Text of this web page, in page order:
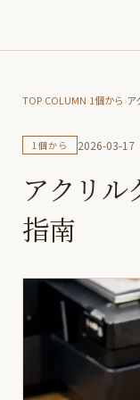
TOP›COLUMN›1個から›ア
1個から 2026-03-17
アクリ
指南